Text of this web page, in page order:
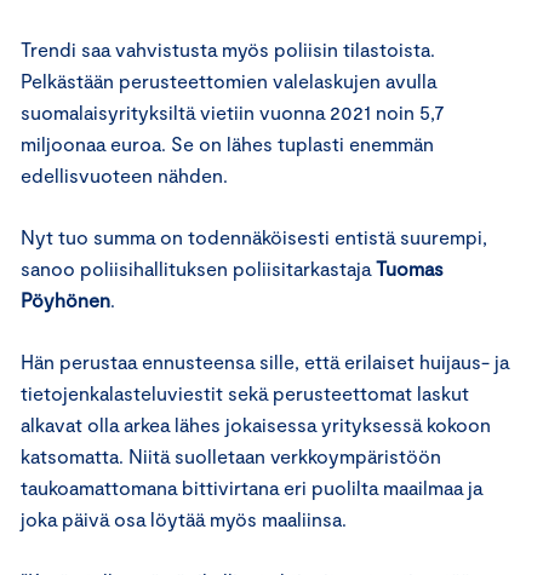
Trendi saa vahvistusta myös poliisin tilastoista.
Pelkästään perusteettomien valelaskujen avulla
suomalaisyrityksiltä vietiin vuonna 2021 noin 5,7
miljoonaa euroa. Se on lähes tuplasti enemmän
edellisvuoteen nähden.
Nyt tuo summa on todennäköisesti entistä suurempi,
sanoo poliisihallituksen poliisitarkastaja Tuomas
Pöyhönen.
Hän perustaa ennusteensa sille, että erilaiset huijaus- ja
tietojenkalasteluviestit sekä perusteettomat laskut
alkavat olla arkea lähes jokaisessa yrityksessä kokoon
katsomatta. Niitä suolletaan verkkoympäristöön
taukoamattomana bittivirtana eri puolilta maailmaa ja
joka päivä osa löytää myös maaliinsa.